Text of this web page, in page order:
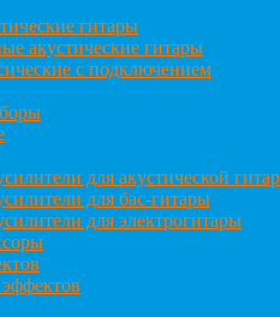
гитары
акустические гитары
с подключением
для акустической
для бас-гитары
для электрогитары